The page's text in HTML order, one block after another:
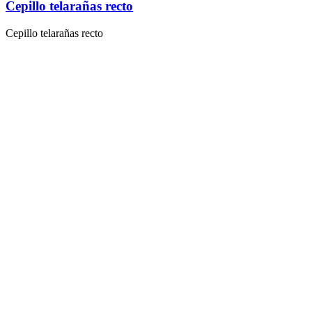
Cepillo telarañas recto
Cepillo telarañas recto